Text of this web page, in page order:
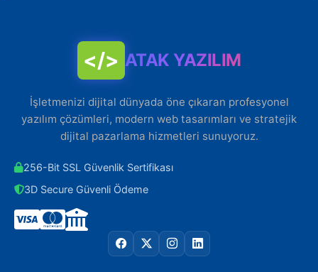
</> ATAK YAZILIM
İşletmenizi dijital dünyada öne çıkaran profesyonel
yazılım çözümleri, modern web tasarımları ve stratejik
dijital pazarlama hizmetleri sunuyoruz.
256-Bit SSL Güvenlik Sertifikası
3D Secure Güvenli Ödeme